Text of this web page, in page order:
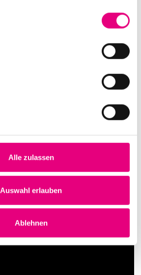
Alle zulassen
Auswahl erlauben
Ablehnen